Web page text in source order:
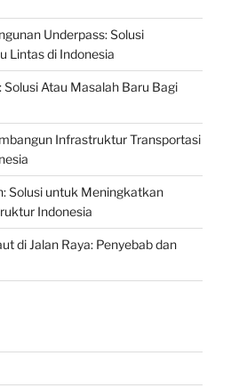
Underpass: Solusi
Lintas di Indonesia
Solusi Atau Masalah Baru Bagi
Infrastruktur Transportasi
Solusi untuk Meningkatkan
Indonesia
di Jalan Raya: Penyebab dan